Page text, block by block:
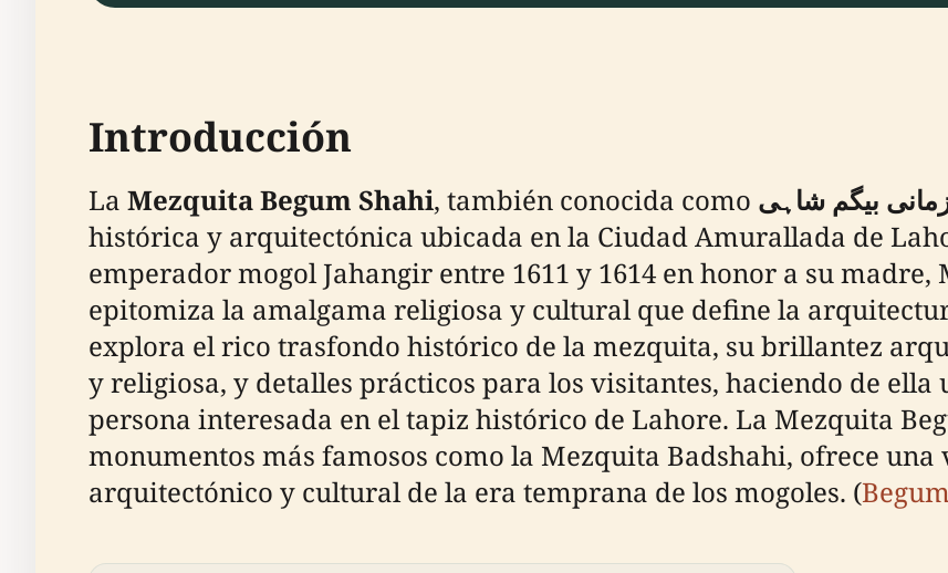
Introducción
La Mezquita Begum Shahi, también conocida como بیگم شاہی
histórica y arquitectónica ubicada en la Ciudad Amurallada de
emperador mogol Jahangir entre 1611 y 1614 en honor a su
epitomiza la amalgama religiosa y cultural que define la
explora el rico trasfondo histórico de la mezquita, su brillantez
y religiosa, y detalles prácticos para los visitantes, haciendo de
persona interesada en el tapiz histórico de Lahore. La Mezquita
monumentos más famosos como la Mezquita Badshahi, ofrece
arquitectónico y cultural de la era temprana de los mogoles. (